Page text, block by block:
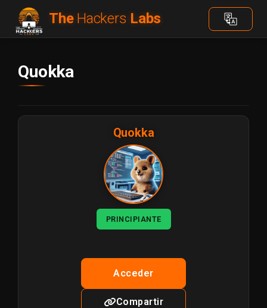
The Hackers Labs
Quokka
Quokka
PRINCIPIANTE
Acceder
Compartir